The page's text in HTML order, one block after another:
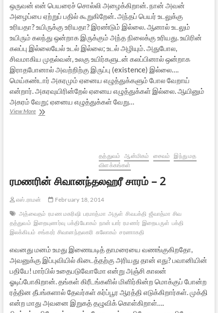
ஒருவன் என் பெயரைச் சொல்லி அழைக்கிறான். நான் அவன்
அழைப்பை ஏற்றுப் பதில் கூறுகிறேன். அந்தப் பெயர் உடலுக்கு
உரியதா? உயிருக்கு உரியதா? இரண்டும் இல்லை. ஆனால் உடலும்
உயிரும் கலந்து ஒன்றாக இருக்கும் அந்த நிலைக்கு உரியது. உயிரின்
கலப்பு இல்லையேல் உடல் இல்லை; உடல் அழியும். அதுபோல,
சிவமாகிய முதல்வன், உலகு உயிர்களுடன் கலப்பினால் ஒன்றாக
இராதபோனால் அவற்றிற்கு இருப்பு (existence) இல்லை….
மெய்கண்டார் அகரமும் ஏனைய எழுத்துக்களும் போல வேறாய்
என்றார். அகரவுயிரின்றேல் ஏனைய எழுத்துக்கள் இல்லை. ஆயினும்
அகரம் வேறு; ஏனைய எழுத்துக்கள் வேறு…
View Moreசைவசித்தாந்தத்துக்கு
தத்துவம் ஆன்மிகம் சைவம்
இந்து மத
விளக்கங்கள்
ரமணரின் சிவானந்தலஹரீ சாரம் – 2
எஸ்.ராமன்
February 18, 2014
அத்வைதம் ரமண மகரிஷி பரமாத்மா அருள் சிவபக்தி ஜீவாத்மா சிவ
தத்துவம் இறையுணர்வு பக்தியோகம் நான் யார் ரமணர் இறையருள் பக்தி
இலக்கியம் சங்கரர் சிவானந்தலகரி சுலோகம் சரணாகதி
எவனது மனம் உமது இணையடித் தாமரையை வணங்குகிறதோ,
அவனுக்கு இப்புவியில் கிடைத்தற்கு அரியது தான் எது? பவானியின்
பதியே! மார்பில் உதைபடுவோமோ என்று அஞ்சி காலன்
ஓடிப்போகிறான். தங்கள் கிரீடங்களில் மிளிர்கின்ற மொக்குப் போன்ற
ரத்தின தீபங்களால் தேவர்கள் கர்ப்பூர ஆரத்தி எடுக்கிறார்கள். முக்தி
என்ற மாது அவனை இறுகத் தழுவிக் கொள்கிறாள்….